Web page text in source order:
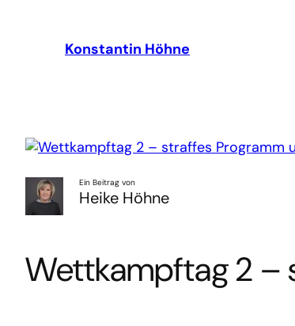
Konstantin Höhne
Ein Beitrag von
Heike Höhne
Wettkampftag 2 –